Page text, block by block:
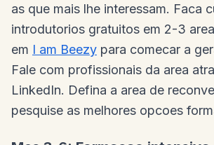
as que mais lhe interessam. Faca
introdutorios gratuitos em 2-3
em I am Beezy para comecar a
Fale com profissionais da area
LinkedIn. Defina a area de
pesquise as melhores opcoes